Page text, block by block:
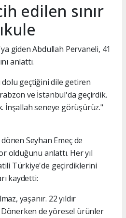
edilen sınır
giden Abdullah Pervaneli, 41
anlattı.
geçtiğini dile getiren
ve İstanbul'da geçirdik.
İnşallah seneye görüşürüz."
Seyhan Emeç de
olduğunu anlattı. Her yıl
Türkiye'de geçirdiklerini
kaydetti:
yaşanır. 22 yıldır
Dönerken de yöresel ürünler